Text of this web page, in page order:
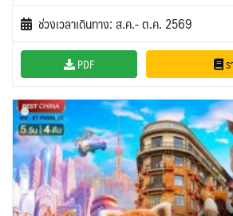
ช่วงเวลาเดินทาง: ส.ค.- ต.ค. 2569
PDF ร